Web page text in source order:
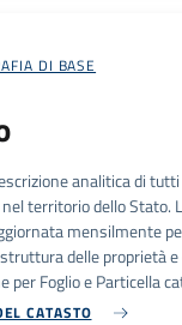
DI BASE
analitica di
territorio dello Stato.
mensilmente
delle proprietà
per Foglio e Particella
CATASTO